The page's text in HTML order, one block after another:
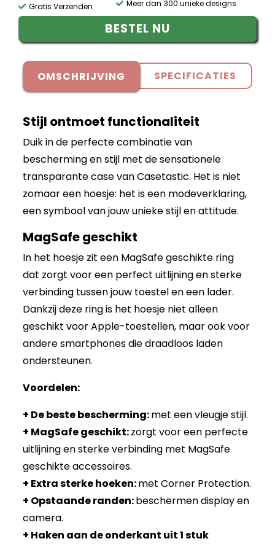
Gratis Verzenden
Meer dan 300 unieke designs
BESTEL NU
OMSCHRIJVING SPECIFICATIES
Stijl ontmoet functionaliteit
Duik in de perfecte combinatie van
bescherming en stijl met de sensationele
transparante case van Casetastic. Het is niet
zomaar een hoesje: het is een modeverklaring,
een symbool van jouw unieke stijl en attitude.
MagSafe geschikt
In het hoesje zit een MagSafe geschikte ring
dat zorgt voor een perfect uitlijning en sterke
verbinding tussen jouw toestel en een lader.
Dankzij deze ring is het hoesje niet alleen
geschikt voor Apple-toestellen, maar ook voor
andere smartphones die draadloos laden
ondersteunen.
Voordelen:
+ De beste bescherming:met een vleugje stijl.
+ MagSafe geschikt:zorgt voor een perfecte
uitlijning en sterke verbinding met MagSafe
geschikte accessoires.
+ Extra sterke hoeken:met Corner Protection.
+ Opstaande randen:beschermen display en
camera.
+ Haken aan de onderkant uit 1 stuk